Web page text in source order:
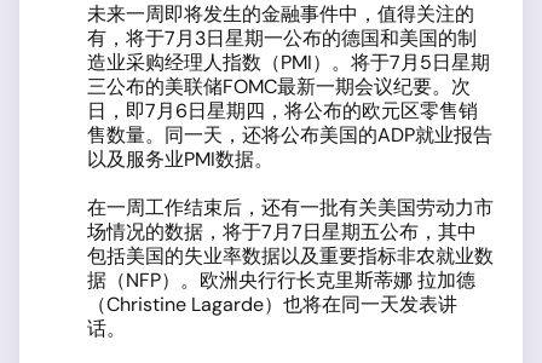
未来一周即将发生的金融事件中，值得关注的
有，将于7月3日星期一公布的德国和美国的制
造业采购经理人指数（PMI）。将于7月5日星期
三公布的美联储FOMC最新一期会议纪要。次
日，即7月6日星期四，将公布的欧元区零售销
售数量。同一天，还将公布美国的ADP就业报告
以及服务业PMI数据。
在一周工作结束后，还有一批有关美国劳动力市
场情况的数据，将于7月7日星期五公布，其中
包括美国的失业率数据以及重要指标非农就业数
据（NFP）。欧洲央行行长克里斯蒂娜 拉加德
（Christine Lagarde）也将在同一天发表讲
话。